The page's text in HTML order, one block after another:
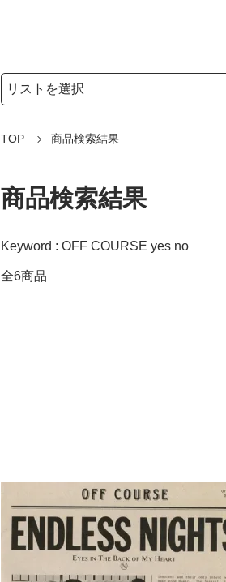
検索リストの選択
TOP 商品検索結果
商品検索結果
Keyword : OFF COURSE yes no
全6商品